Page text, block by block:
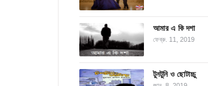
আমার এ কি দশা
ফেব্রু. 11, 2019
টুনটুনি ও ছোটাচ্চু